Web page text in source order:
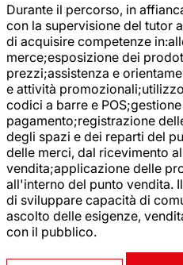
Durante il percorso, in
con la supervisione del tutor
di acquisire competenze
merce;esposizione dei
prezzi;assistenza e
e attività
codici a barre e
pagamento;registrazione
degli spazi e dei reparti del
delle merci, dal ricevimento
vendita;applicazione delle
all'interno del punto vendita.
di sviluppare capacità di
ascolto delle esigenze,
con il pubblico.